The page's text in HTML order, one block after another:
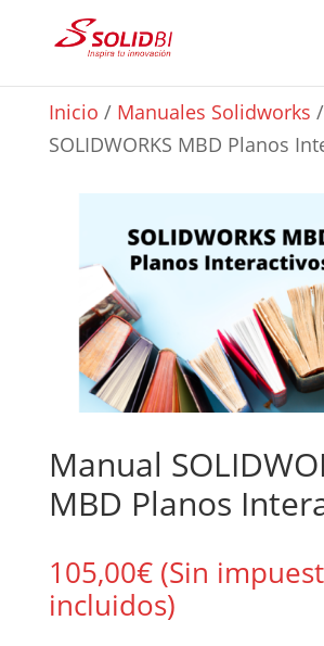
Inicio / Manuales Solidworks
SOLIDWORKS MBD Planos
Manual
MBD Planos
105,00€ (Sin
incluidos)